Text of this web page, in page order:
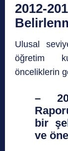
2012-
Ulusal
öğretim
önceliklerin
–
bir
ve